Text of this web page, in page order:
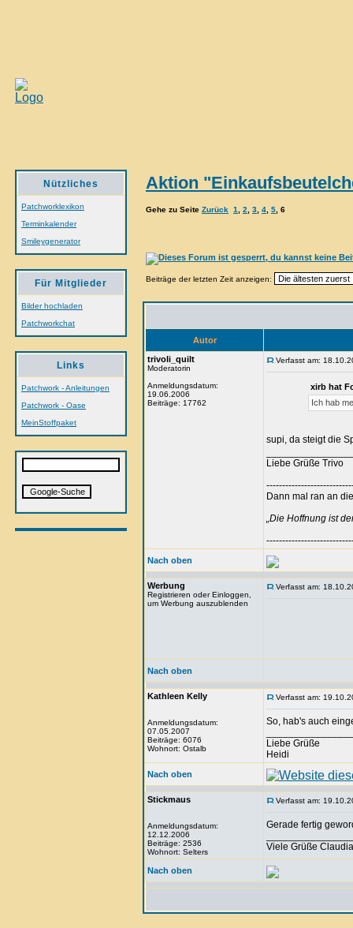
Nützliches
Patchworklexikon
Terminkalender
Smileygenerator
Für Mitglieder
Bilder hochladen
Patchworkchat
Links
Patchwork - Anleitungen
Patchwork - Oase
MeinStoffpaket
Aktion
Gehe zu Seite Zurück 1 2 3 4 5 6
Beiträge der letzten Zeit anzeigen:
Autor
trivoli_quilt
Moderatorin
Anmeldungsdatum:
19.06.2006
Beiträge: 17762
Verfasst am:
xirb hat
Ich hab
supi, da steigt die
Liebe Grüße Trivo
Dann mal ran an
„Die Hoffnung ist
Nach oben
Werbung
Registrieren oder Einloggen,
um Werbung auszublenden
Verfasst am:
Nach oben
Kathleen Kelly
Anmeldungsdatum:
07.05.2007
Beiträge: 6076
Wohnort: Ostalb
Verfasst am:
So, hab's auch
Liebe Grüße
Heidi
Nach oben
Stickmaus
Anmeldungsdatum:
12.12.2006
Beiträge: 2536
Wohnort: Selters
Verfasst am:
Gerade fertig
Viele Grüße Claudia
Nach oben